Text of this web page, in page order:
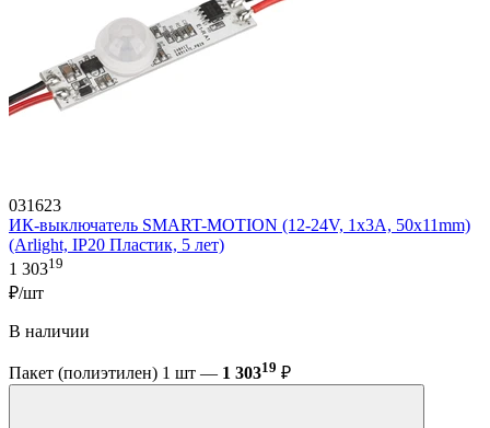
031623
ИК-выключатель SMART-MOTION (12-24V, 1х3А, 50x11mm)
(Arlight, IP20 Пластик, 5 лет)
1 30319
₽/шт
В наличии
Пакет (полиэтилен) 1 шт — 1 30319 ₽